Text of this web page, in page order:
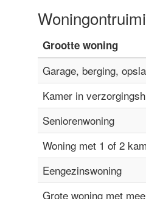
Grootte woning
Garage, berging,
Kamer in
Seniorenwoning
Woning met 1 of 2
Eengezinswoning
Grote woning met